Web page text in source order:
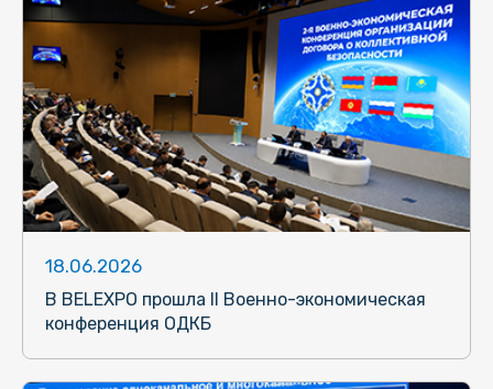
18.06.2026
В BELEXPO прошла II Военно-экономическая
конференция ОДКБ